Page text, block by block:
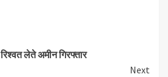
लेते अमीन गिरफ्तार
Next